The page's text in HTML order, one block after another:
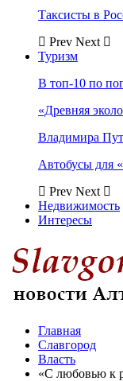
Таксисты в
Prev Next
Туризм
В топ-10 по
«Древняя
Владимира
Автобусы для
Prev Next
Недвижимость
Интересы
Главная
Славгород
Власть
«С любовью к